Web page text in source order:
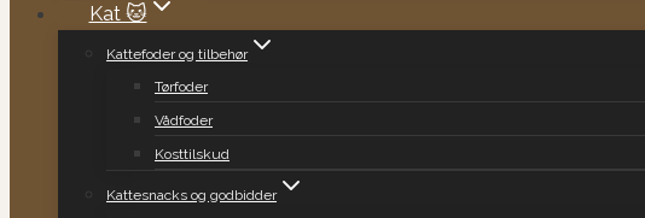
Kat 🐱
Kattefoder og tilbehør
Tørfoder
Vådfoder
Kosttilskud
Kattesnacks og godbidder